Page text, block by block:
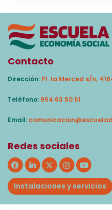
Contacto
Dirección: Pl. la Merced s/n,
Teléfono: 954 63 50 51
Email:
Redes sociales
Instalaciones y servicios